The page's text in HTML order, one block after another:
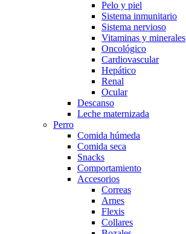
Pelo y piel
Sistema inmunitario
Sistema nervioso
Vitaminas y minerales
Oncológico
Cardiovascular
Hepático
Renal
Ocular
Descanso
Leche maternizada
Perro
Comida húmeda
Comida seca
Snacks
Comportamiento
Accesorios
Correas
Arnes
Flexis
Collares